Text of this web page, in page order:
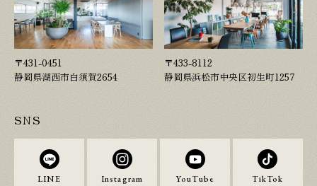
〒431-0451
静岡県湖西市白須賀2654
〒433-8112
静岡県浜松市中央区初生町1257
SNS
LINE Instagram YouTube TikTok